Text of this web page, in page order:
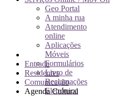
Geo Portal
A minha rua
Atendimento
online
Aplicações
Móveis
Formulários
Livro de
Reclamações
Eletrónico
Entrada
Residentes
Comunicação
Agenda Cultural